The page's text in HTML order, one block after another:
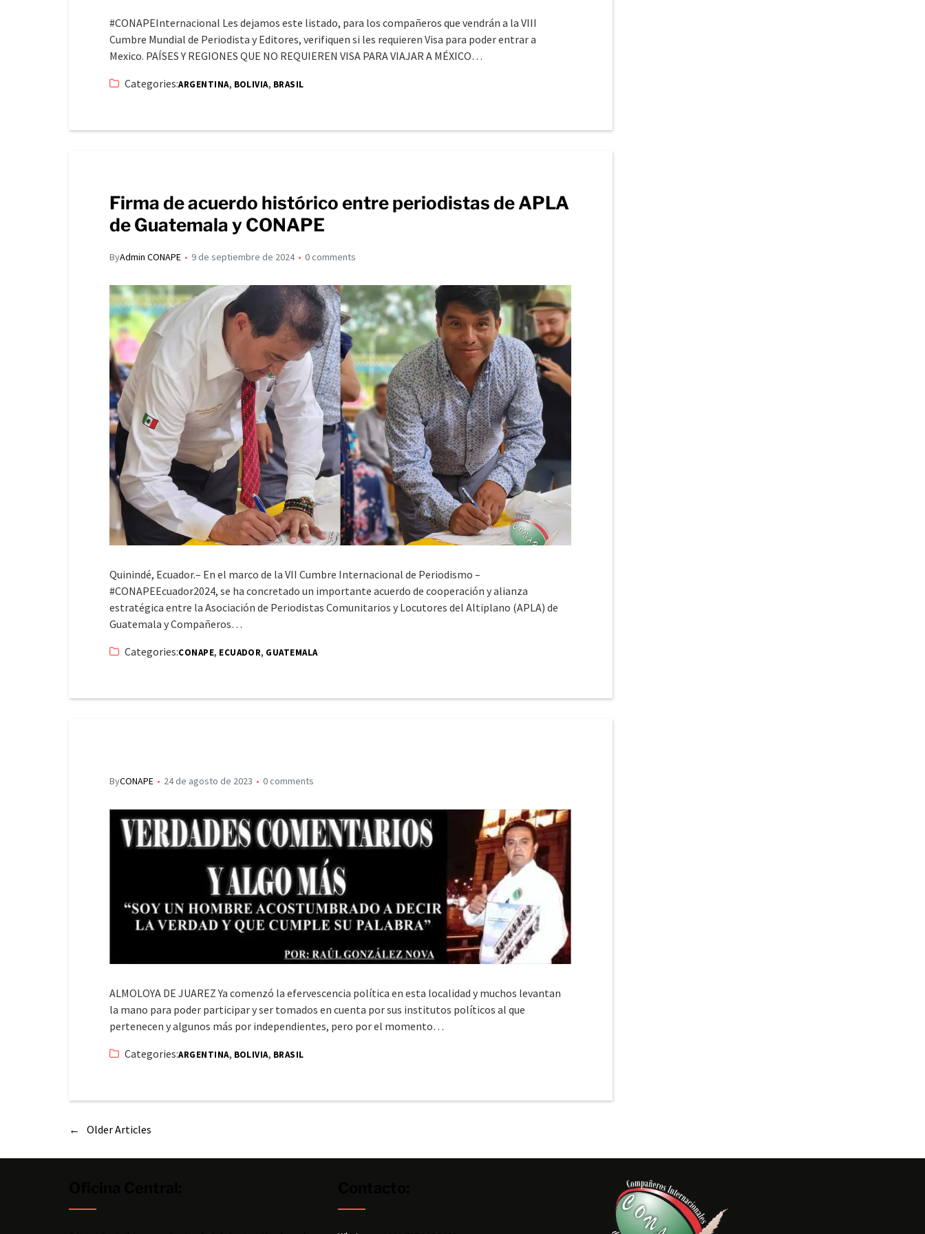
#CONAPEInternacional Les dejamos este listado, para los compañeros que vendrán a la VIII
Cumbre Mundial de Periodista y Editores, verifiquen si les requieren Visa para poder entrar a
Mexico. PAÍSES Y REGIONES QUE NO REQUIEREN VISA PARA VIAJAR A MÉXICO…
Categories:ARGENTINA, BOLIVIA, BRASIL
Firma de acuerdo histórico entre periodistas de APLA
de Guatemala y CONAPE
ByAdmin CONAPE 9 de septiembre de 2024 0 comments
Quinindé, Ecuador.– En el marco de la VII Cumbre Internacional de Periodismo –
#CONAPEEcuador2024, se ha concretado un importante acuerdo de cooperación y alianza
estratégica entre la Asociación de Periodistas Comunitarios y Locutores del Altiplano (APLA) de
Guatemala y Compañeros…
Categories:CONAPE, ECUADOR, GUATEMALA
ByCONAPE 24 de agosto de 2023 0 comments
ALMOLOYA DE JUAREZ Ya comenzó la efervescencia política en esta localidad y muchos levantan
la mano para poder participar y ser tomados en cuenta por sus institutos políticos al que
pertenecen y algunos más por independientes, pero por el momento…
Categories:ARGENTINA, BOLIVIA, BRASIL
← Older Articles